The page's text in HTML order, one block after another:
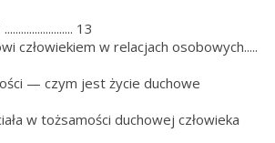
13
człowiekiem w relacjach osobowych.....
— czym jest życie duchowe
w tożsamości duchowej człowieka